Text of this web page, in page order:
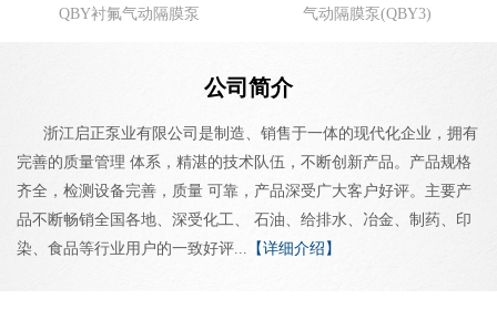
QBY衬氟气动隔膜泵 气动隔膜泵(QBY3)
公司简介
浙江启正泵业有限公司是制造、销售于一体的现代化企业，拥有
完善的质量管理 体系，精湛的技术队伍，不断创新产品。产品规格
齐全，检测设备完善，质量 可靠，产品深受广大客户好评。主要产
品不断畅销全国各地、深受化工、 石油、给排水、冶金、制药、印
染、食品等行业用户的一致好评... 【详细介绍】